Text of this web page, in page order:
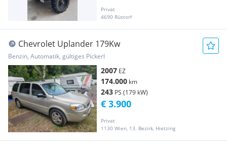
Privat
4690 Rüstorf
Chevrolet Uplander 179Kw
Benzin, Automatik, gültiges Pickerl
2007 EZ
174.000 km
243 PS (179 kW)
Privat
1130 Wien, 13. Bezirk, Hietzing
€ 3.900